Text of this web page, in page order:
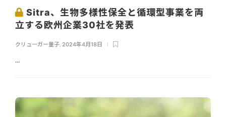
Sitra、生物多様性保全と循環型事業を両
立する欧州企業30社を発表
クリューガー量子 2024年4月18日
...